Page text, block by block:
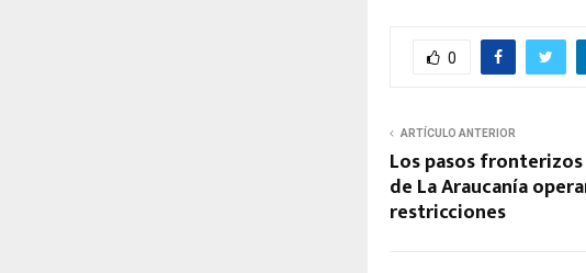
0
ARTÍCULO ANTERIOR
Los pasos
de La Araucanía
restricciones